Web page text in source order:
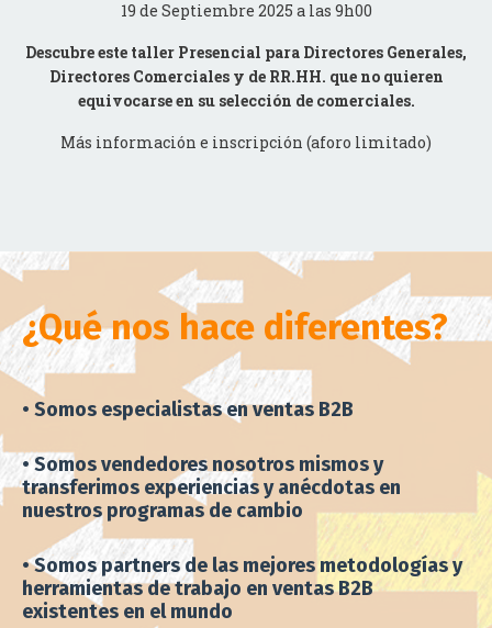
Descubre este taller Presencial para Directores Generales,
equivocarse en su selección de comerciales.
Más información e inscripción (aforo limitado)
¿Qué nos hace diferentes?
• Somos especialistas en ventas B2B
• Somos vendedores nosotros mismos y
nuestros programas de cambio
• Somos partners de las mejores metodologías y
herramientas de trabajo en ventas B2B
existentes en el mundo